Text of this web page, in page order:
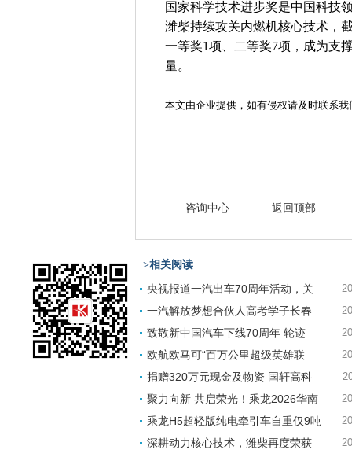
国家科学技术进步奖是中国科技
潍柴持续攻关内燃机核心技术，
一等奖1项、二等奖7项，成为支
量。
本文由企业提供，如有侵权请及时联系我
咨询中心 返回顶部
>相关阅读
央视报道一汽出车70周年活动，关
一汽解放梦想合伙人高考学子长春
致敬新中国汽车下线70周年 轮迹—
欧航欧马可“百万公里超级英雄联
捐赠320万元现金及物资 国轩高科
聚力向新 共启荣光！乘龙2026华南
乘龙H5超轻版纯电牵引车自重仅9吨
深耕动力核心技术，潍柴再度荣获